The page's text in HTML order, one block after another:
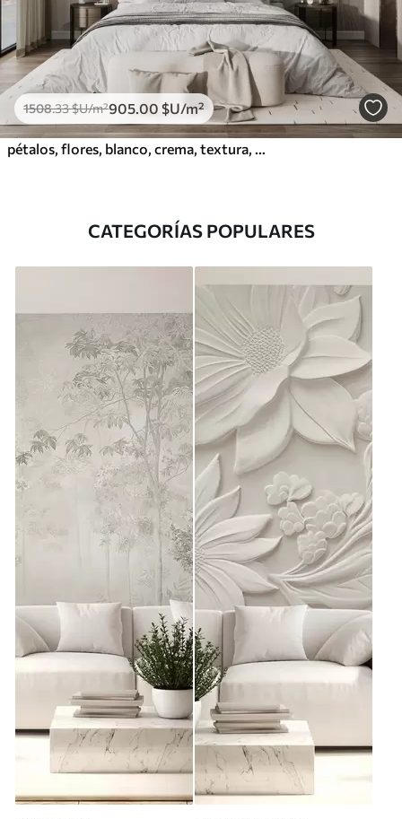
1508.33$U/m²905 .00 $U/m²
CATEGORÍAS POPULARES